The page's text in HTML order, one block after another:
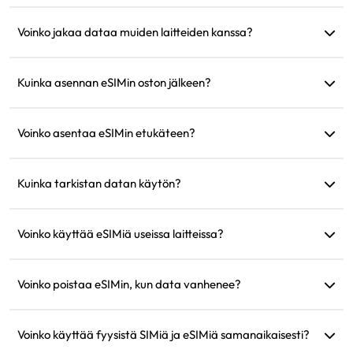
automaattisesti, kun nykyinen suunnitelma vanhenee.
Voinko jakaa dataa muiden laitteiden kanssa?
käyttö on sama kuin puhelimessasi.
Kuinka asennan eSIMin oston jälkeen?
asennusohjeita.
Voinko asentaa eSIMin etukäteen?
ennen lähtöä, jotta voit ottaa sen käyttöön heti saapuessasi.
Kuinka tarkistan datan käytön?
osiossa.
Voinko käyttää eSIMiä useissa laitteissa?
Ota yhteyttä asiakastukeen siirtoa varten.
Voinko poistaa eSIMin, kun data vanhenee?
matkoja varten samalle alueelle.
Voinko käyttää fyysistä SIMiä ja eSIMiä samanaikaisesti?